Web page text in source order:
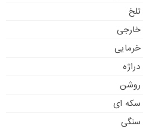
روشن
سکه ای
سنگی